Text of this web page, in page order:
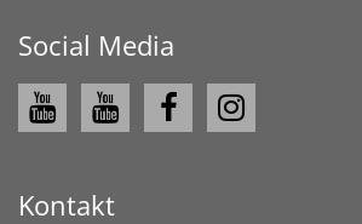
Social Media
Kontakt